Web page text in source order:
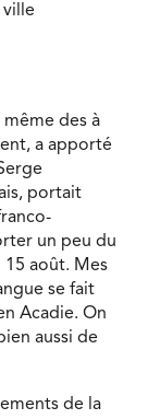
ville
des à
a apporté
portait
un peu du
15 août. Mes
se fait
Acadie. On
aussi de
de la